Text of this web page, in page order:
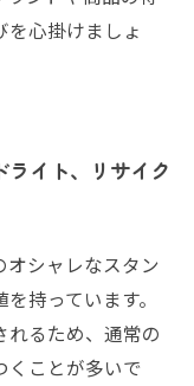
心掛けましょ
イト、リサイク
オシャレなスタン
持っています。
るため、通常の
くことが多いで